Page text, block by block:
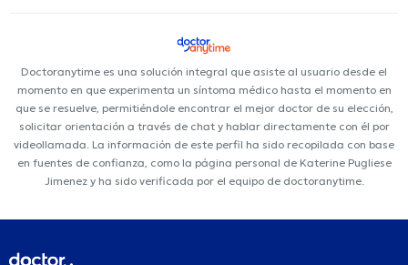
Doctoranytime es una solución integral que asiste al usuario desde el
momento en que experimenta un síntoma médico hasta el momento en
que se resuelve, permitiéndole encontrar el mejor doctor de su elección,
solicitar orientación a través de chat y hablar directamente con él por
videollamada. La información de este perfil ha sido recopilada con base
en fuentes de confianza, como la página personal de Katerine Pugliese
Jimenez y ha sido verificada por el equipo de doctoranytime.